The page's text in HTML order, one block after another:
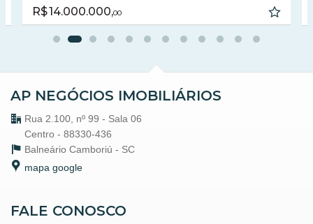
Portaria 24h
Medidores Individuais
Portão Eletrônico
Piscina Infantil
Câmeras de Segurança
Gás Central
Elevador
Coworking
Pìscina Térmica
R$ 14.000.000,00
AP NEGÓCIOS IMOBILIÁRIOS
Rua 2.100, nº 99 - Sala 06
Centro - 88330-436
Balneário Camboriú - SC
mapa google
FALE CONOSCO